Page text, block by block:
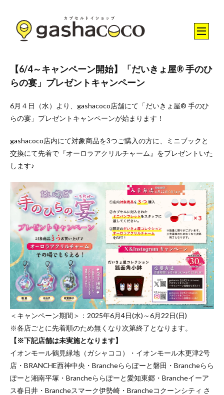
【6/4～キャンペーン開始】「だいきょ屋® 手のひ
らの宴」プレゼントキャンペーン
6月４日（水）より、gashacoco店舗にて「だいきょ屋® 手のひ
らの宴」プレゼントキャンペーンが始まります！
gashacoco店内にて対象商品を3つご購入の方に、ミニブックと
交換にて先着で『オーロラアクリルチャーム』をプレゼントいた
します♪
＜キャンペーン期間＞：2025年6月4日(水)～6月22日(日)
※各店ごとに先着順のため無くなり次第終了となります。
【※下記店舗は未実施となります】
イオンモール鶴見緑地（ガシャココ）・イオンモール木更津2号
店・BRANCHE西神中央・Brancheららぽーと磐田・Brancheらら
ぽーと湘南平塚・Brancheららぽーと愛知東郷・Brancheイーア
ス春日井・Brancheスマーク伊勢崎・Brancheコクーンシティ さ